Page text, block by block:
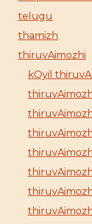
telugu
thamizh
thiruvAimozhi
kOyil